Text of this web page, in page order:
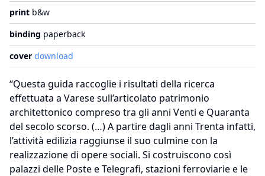
print b&w
binding paperback
cover download
“Questa guida raccoglie i risultati della ricerca
effettuata a Varese sull’articolato patrimonio
architettonico compreso tra gli anni Venti e Quaranta
del secolo scorso. (…) A partire dagli anni Trenta infatti,
l’attività edilizia raggiunse il suo culmine con la
realizzazione di opere sociali. Si costruiscono così
palazzi delle Poste e Telegrafi, stazioni ferroviarie e le